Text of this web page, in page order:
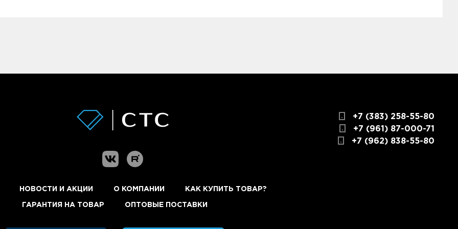
+7 (383) 258-55-80
+7 (961) 87-000-71
+7 (962) 838-55-80
НОВОСТИ И АКЦИИ О КОМПАНИИ КАК КУПИТЬ ТОВАР?
ГАРАНТИЯ НА ТОВАР ОПТОВЫЕ ПОСТАВКИ